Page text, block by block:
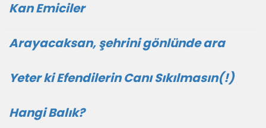
Kan Emiciler
Arayacaksan, şehrini gönlünde ara
Yeter ki Efendilerin Canı Sıkılmasın(!)
Hangi Balık?